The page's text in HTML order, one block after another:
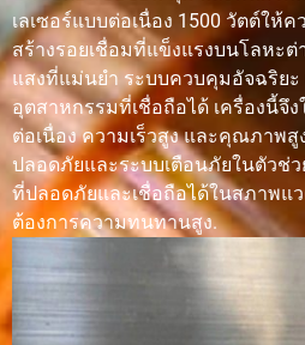
ความ
แม่นยำสูง
การเชื่อม
โลหะหนา
เหมาะ
สำหรับ
ระบบกำลัง
สูงและการ
ออกแบบข้อ
ต่อที่เหมาะ
สม
เ
ช้
ลักษณะของ
เลเซอร์แบบต่อเนื่อง 1500 วัตต์ให้
สร้างรอยเชื่อมที่แข็งแรงบนโลหะต่
แสงที่แม่นยำ ระบบควบคุมอัจฉริยะ
อุตสาหกรรมที่เชื่อถือได้ เครื่องนี้จึ
ต่อเนื่อง ความเร็วสูง และคุณภาพ
ปลอดภัยและระบบเตือนภัยในตัวช่
ที่ปลอดภัยและเชื่อถือได้ในสภาพแ
ต้องการความทนทานสูง.